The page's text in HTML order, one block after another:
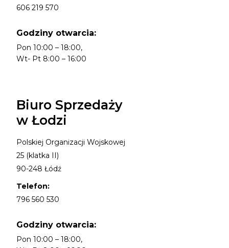
606 219 570
Godziny otwarcia:
Pon 10:00 – 18:00,
Wt- Pt 8:00 – 16:00
Biuro Sprzedaży
w Łodzi
Polskiej Organizacji Wojskowej
25 (klatka II)
90-248 Łódź
Telefon:
796 560 530
Godziny otwarcia:
Pon 10:00 – 18:00,